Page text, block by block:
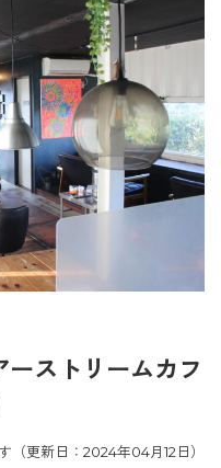
ストリームカフ
更新日：2024年04月12日）